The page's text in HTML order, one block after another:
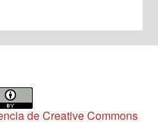
de Creative Commons